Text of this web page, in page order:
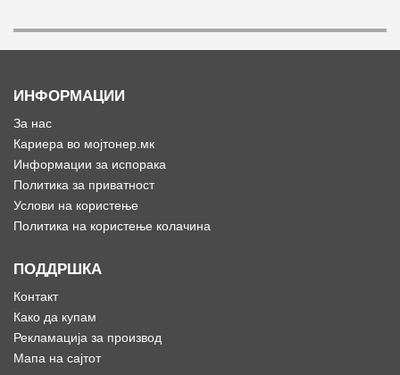
ИНФОРМАЦИИ
За нас
Кариера во мојтонер.мк
Информации за испорака
Политика за приватност
Услови на користење
Политика на користење колачина
ПОДДРШКА
Контакт
Како да купам
Рекламација за производ
Мапа на сајтот